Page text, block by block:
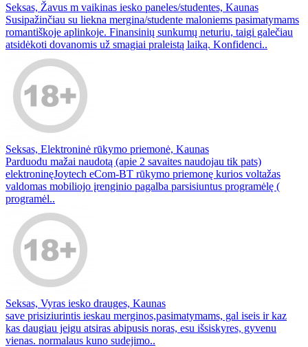
Seksas, Žavus m vaikinas iesko paneles/studentes, Kaunas
Susipažinčiau su liekna mergina/studente maloniems pasimatymams
romantiškoje aplinkoje. Finansinių sunkumų neturiu, taigi galečiau
atsidėkoti dovanomis už smagiai praleistą laiką. Konfidenci..
Seksas, Elektroninė rūkymo priemonė, Kaunas
Parduodu mažai naudotą (apie 2 savaites naudojau tik pats)
elektroninęJoytech eCom-BT rūkymo priemonę kurios voltažas
valdomas mobiliojo įrenginio pagalba parsisiuntus programėlę (
programėl..
Seksas, Vyras iesko drauges, Kaunas
save prisiziurintis ieskau merginos,pasimatymams, gal iseis ir kaz
kas daugiau jeigu atsiras abipusis noras, esu išsiskyres, gyvenu
vienas. normalaus kuno sudejimo..